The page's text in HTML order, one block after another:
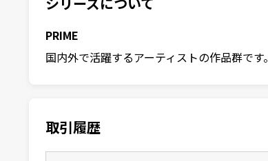
PRIME
国内外で活躍するアーティストの作品群です。
取引履歴